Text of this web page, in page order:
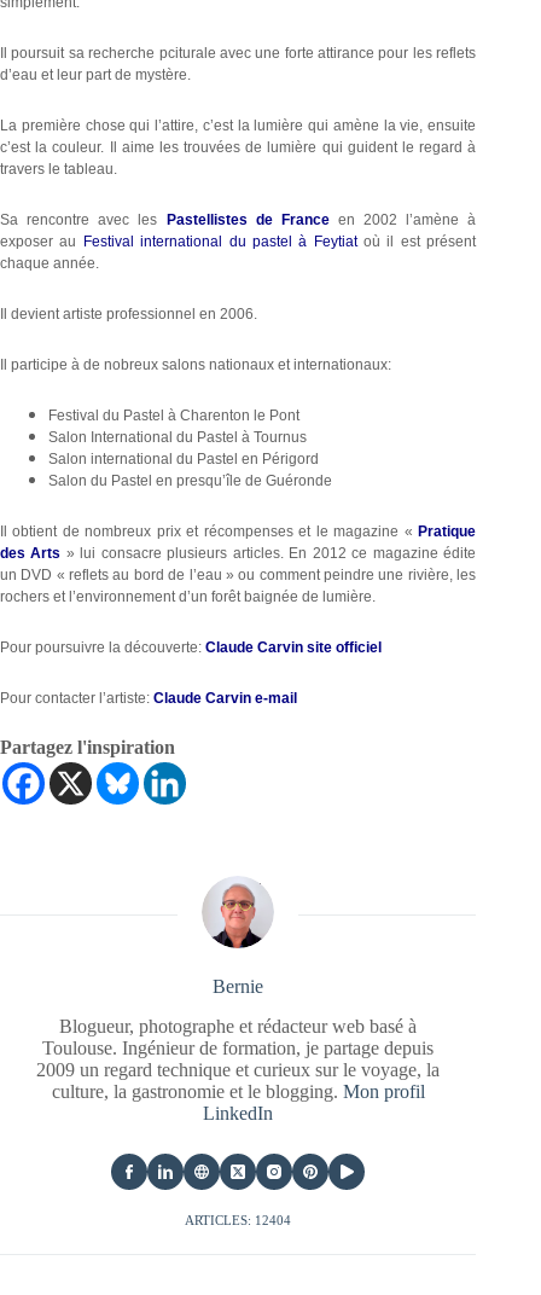
Il poursuit sa recherche pciturale avec une forte attirance pour les reflets
d’eau et leur part de mystère.
La première chose qui l’attire, c’est la lumière qui amène la vie, ensuite
c’est la couleur. Il aime les trouvées de lumière qui guident le regard à
travers le tableau.
Sa rencontre avec les Pastellistes de Franceen 2002 l’amène à
exposer au
Festival international du pastel à Feytiatoù il est présent
chaque année.
Il devient artiste professionnel en 2006.
Il participe à de nobreux salons nationaux et internationaux:
Festival du Pastel à Charenton le Pont
Salon International du Pastel à Tournus
Salon international du Pastel en Périgord
Salon du Pastel en presqu’île de Guéronde
Il obtient de nombreux prix et récompenses et le magazine « Pratique
des Arts » lui consacre plusieurs articles. En 2012 ce magazine édite
un DVD « reflets au bord de l’eau » ou comment peindre une rivière, les
rochers et l’environnement d’un forêt baignée de lumière.
Pour poursuivre la découverte: Claude Carvin site officiel
Pour contacter l’artiste: Claude Carvin e-mail
Partagez l'inspiration
Bernie
Blogueur, photographe et rédacteur web basé à
Toulouse. Ingénieur de formation, je partage depuis
2009 un regard technique et curieux sur le voyage, la
culture, la gastronomie et le blogging. Mon profil
LinkedIn
ARTICLES: 12404